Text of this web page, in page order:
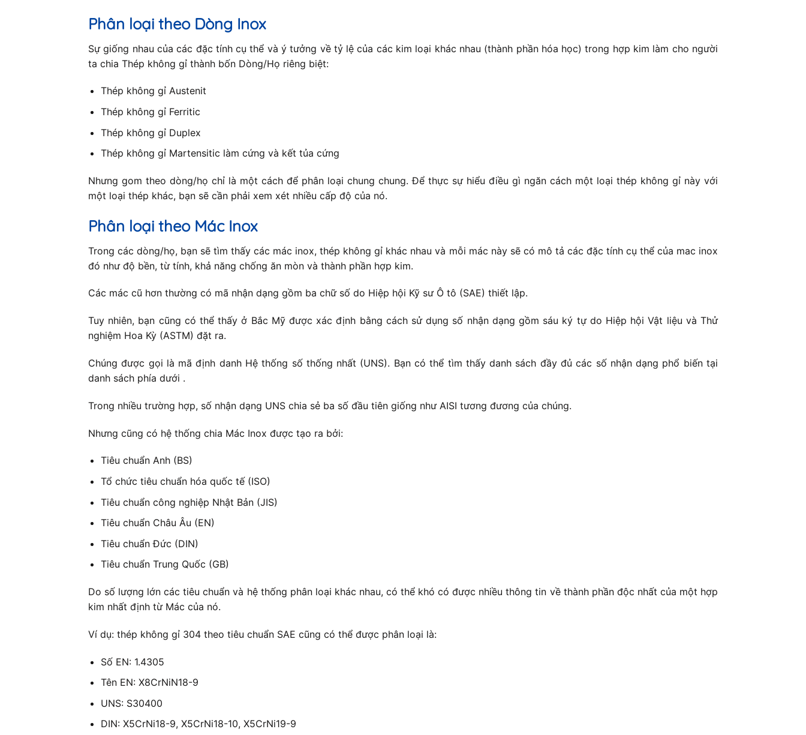
Phân loại theo Dòng Inox
Sự giống nhau của các đặc tính cụ thể và ý tưởng về tỷ lệ của các kim loại khác nhau (thành phần hóa học) trong hợp kim làm cho người
ta chia Thép không gỉ thành bốn Dòng/Họ riêng biệt:
Thép không gỉ Austenit
Thép không gỉ Ferritic
Thép không gỉ Duplex
Thép không gỉ Martensitic làm cứng và kết tủa cứng
Nhưng gom theo dòng/họ chỉ là một cách để phân loại chung chung. Để thực sự hiểu điều gì ngăn cách một loại thép không gỉ này với
một loại thép khác, bạn sẽ cần phải xem xét nhiều cấp độ của nó.
Phân loại theo Mác Inox
Trong các dòng/họ, bạn sẽ tìm thấy các mác inox, thép không gỉ khác nhau và mỗi mác này sẽ có mô tả các đặc tính cụ thể của mac inox
đó như độ bền, từ tính, khả năng chống ăn mòn và thành phần hợp kim.
Các mác cũ hơn thường có mã nhận dạng gồm ba chữ số do Hiệp hội Kỹ sư Ô tô (SAE) thiết lập.
Tuy nhiên, bạn cũng có thể thấy ở Bắc Mỹ được xác định bằng cách sử dụng số nhận dạng gồm sáu ký tự do Hiệp hội Vật liệu và Thử
nghiệm Hoa Kỳ (ASTM) đặt ra.
Chúng được gọi là mã định danh Hệ thống số thống nhất (UNS). Bạn có thể tìm thấy danh sách đầy đủ các số nhận dạng phổ biến tại
danh sách phía dưới .
Trong nhiều trường hợp, số nhận dạng UNS chia sẻ ba số đầu tiên giống như AISI tương đương của chúng.
Nhưng cũng có hệ thống chia Mác Inox được tạo ra bởi:
Tiêu chuẩn Anh (BS)
Tổ chức tiêu chuẩn hóa quốc tế (ISO)
Tiêu chuẩn công nghiệp Nhật Bản (JIS)
Tiêu chuẩn Châu Âu (EN)
Tiêu chuẩn Đức (DIN)
Tiêu chuẩn Trung Quốc (GB)
Do số lượng lớn các tiêu chuẩn và hệ thống phân loại khác nhau, có thể khó có được nhiều thông tin về thành phần độc nhất của một hợp
kim nhất định từ Mác của nó.
Ví dụ: thép không gỉ 304 theo tiêu chuẩn SAE cũng có thể được phân loại là:
Số EN: 1.4305
Tên EN: X8CrNiN18-9
UNS: S30400
DIN: X5CrNi18-9, X5CrNi18-10, X5CrNi19-9